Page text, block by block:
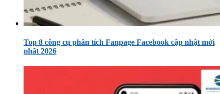
Top 8 công cụ phân tích Fanpage Facebook cập nhật mới
nhất 2026